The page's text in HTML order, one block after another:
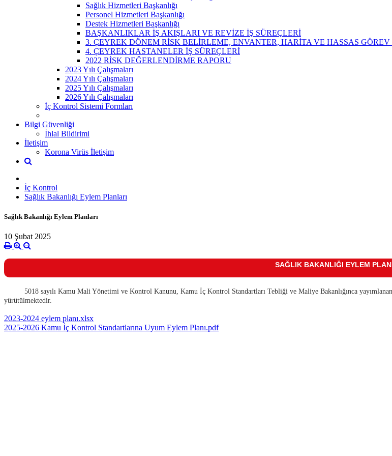
Sağlık Hizmetleri Başkanlığı
Personel Hizmetleri Başkanlığı
Destek Hizmetleri Başkanlığı
BAŞKANLIKLAR İŞ AKIŞLARI VE REVİZE İŞ SÜREÇLERİ
3. ÇEYREK DÖNEM RİSK BELİRLEME, ENVANTER, HARİTA VE HASSAS
4. ÇEYREK HASTANELER İŞ SÜREÇLERİ
2022 RİSK DEĞERLENDİRME RAPORU
2023 Yılı Çalışmaları
2024 Yılı Çalışmaları
2025 Yılı Çalışmaları
2026 Yılı Çalışmaları
İç Kontrol Sistemi Formları
Bilgi Güvenliği
İhlal Bildirimi
İletişim
Korona Virüs İletişim
İç Kontrol
Sağlık Bakanlığı Eylem Planları
Sağlık Bakanlığı Eylem Planları
10 Şubat 2025
SAĞLIK BAKANLIĞI EYLEM
5018 sayılı Kamu Mali Yönetimi ve Kontrol Kanunu, Kamu İç Kontrol Standartları Tebliği ve Maliye Bakanlığınca
yürütülmektedir.
2023-2024 eylem planı.xlsx
2025-2026 Kamu İç Kontrol Standartlarına Uyum Eylem Planı.pdf